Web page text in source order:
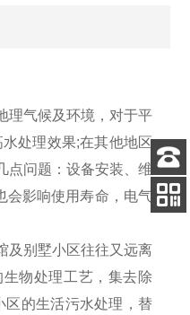
理气候及环境，对于平
处理效果;在其他地区
点问题：设备安装、维
会影响使用寿命，电气
及别墅小区往往又远离
物处理工艺，集去除
区的生活污水处理，替
客服
电话